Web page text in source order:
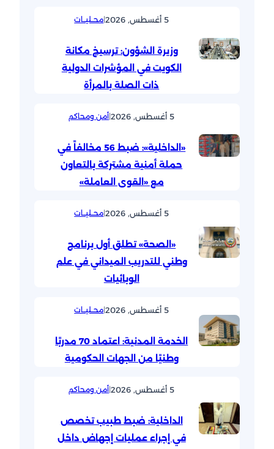
5 أغسطس, 2026 |محــليــات
وزيرة الشؤون: ترسيخ مكانة
الكويت في المؤشرات الدولية
ذات الصلة بالمرأة
5 أغسطس, 2026 |أمن ومحاكم
«الداخلية»: ضبط 56 مخالفاً في
حملة أمنية مشتركة بالتعاون
مع «القوى العاملة»
5 أغسطس, 2026 |محــليــات
«الصحة» تطلق أول برنامج
وطني للتدريب الميداني في علم
الوبائيات
5 أغسطس, 2026 |محــليــات
الخدمة المدنية: اعتماد 70 مدربًا
وطنيًا من الجهات الحكومية
5 أغسطس, 2026 |أمن ومحاكم
الداخلية: ضبط طبيب تخصص
في إجراء عمليات إجهاض داخل